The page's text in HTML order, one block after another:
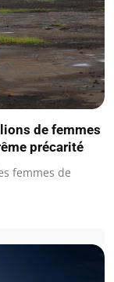
de femmes
précarité
femmes de